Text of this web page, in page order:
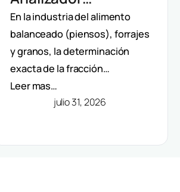
Automático De Fibra
Velp: Precisión Y
Automatización En
Método Van Soest
En la industria del alimento
balanceado (piensos), forrajes
y granos, la determinación
exacta de la fracción…
Leer mas…
julio 31, 2026